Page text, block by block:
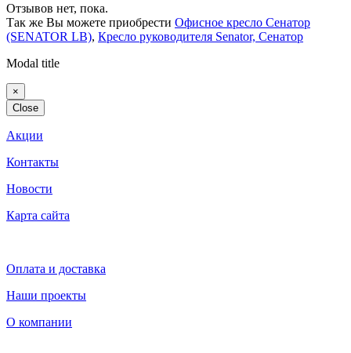
Отзывов нет, пока.
Так же Вы можете приобрести Офисное кресло Сенатор
(SENATOR LB), Кресло руководителя Senator, Сенатор
Modal title
×
Close
Акции
Контакты
Новости
Карта сайта
Оплата и доставка
Наши проекты
О компании